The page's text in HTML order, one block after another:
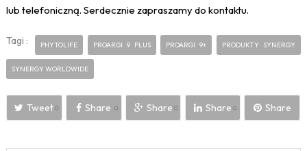
lub telefoniczną. Serdecznie zapraszamy do kontaktu.
Tagi : PHYTOLIFE PROARGI 9 PLUS PROARGI 9+ PRODUKTY SYNERGY
SYNERGY WORLDWIDE
Tweet Share Share Share Share